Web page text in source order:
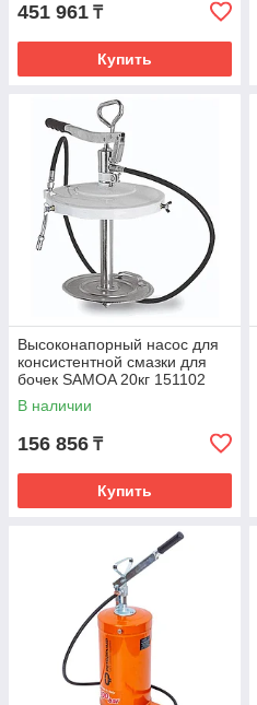
451 961 ₸
Купить
Высоконапорный насос для
консистентной смазки для
бочек SAMOA 20кг 151102
В наличии
156 856 ₸
Купить